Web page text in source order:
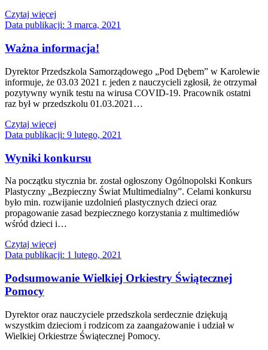
Czytaj więcej
Data publikacji: 3 marca, 2021
Ważna informacja!
Dyrektor Przedszkola Samorządowego „Pod Dębem” w Karolewie
informuje, że 03.03 2021 r. jeden z nauczycieli zgłosił, że otrzymał
pozytywny wynik testu na wirusa COVID-19. Pracownik ostatni
raz był w przedszkolu 01.03.2021…
Czytaj więcej
Data publikacji: 9 lutego, 2021
Wyniki konkursu
Na początku stycznia br. został ogłoszony Ogólnopolski Konkurs
Plastyczny „Bezpieczny Świat Multimedialny”. Celami konkursu
było min. rozwijanie uzdolnień plastycznych dzieci oraz
propagowanie zasad bezpiecznego korzystania z multimediów
wśród dzieci i…
Czytaj więcej
Data publikacji: 1 lutego, 2021
Podsumowanie Wielkiej Orkiestry Świątecznej
Pomocy
Dyrektor oraz nauczyciele przedszkola serdecznie dziękują
wszystkim dzieciom i rodzicom za zaangażowanie i udział w
Wielkiej Orkiestrze Świątecznej Pomocy.